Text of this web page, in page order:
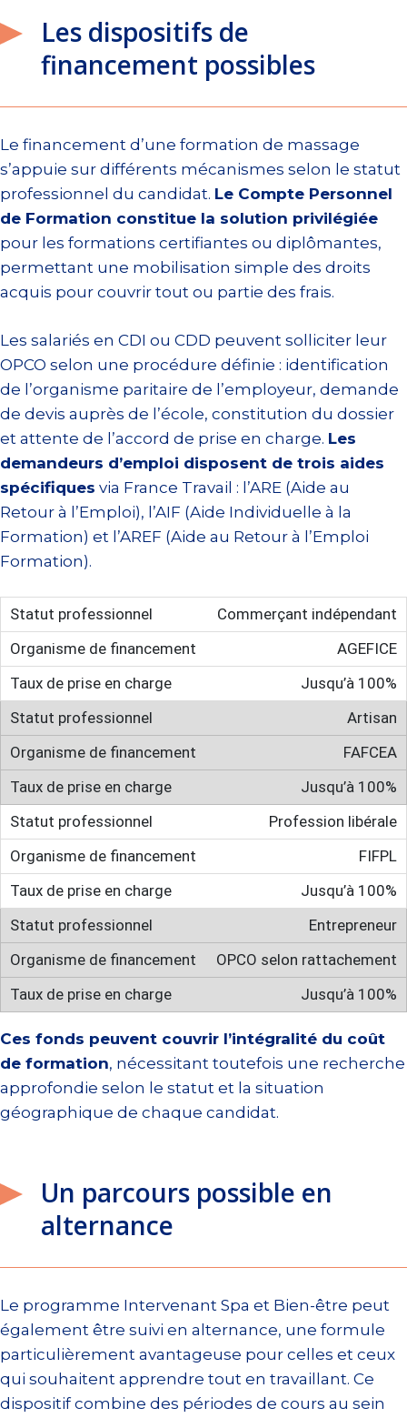
Les dispositifs de
financement possibles
Le financement d’une formation de massage
s’appuie sur différents mécanismes selon le statut
professionnel du candidat. Le Compte Personnel
de Formation constitue la solution privilégiée
pour les formations certifiantes ou diplômantes,
permettant une mobilisation simple des droits
acquis pour couvrir tout ou partie des frais.
Les salariés en CDI ou CDD peuvent solliciter leur
OPCO selon une procédure définie : identification
de l’organisme paritaire de l’employeur, demande
de devis auprès de l’école, constitution du dossier
et attente de l’accord de prise en charge. Les
demandeurs d’emploi disposent de trois aides
spécifiques via France Travail : l’ARE (Aide au
Retour à l’Emploi), l’AIF (Aide Individuelle à la
Formation) et l’AREF (Aide au Retour à l’Emploi
Formation).
Commerçant indépendant
AGEFICE
Jusqu’à 100%
Artisan
FAFCEA
Jusqu’à 100%
Profession libérale
FIFPL
Jusqu’à 100%
Entrepreneur
OPCO selon rattachement
Jusqu’à 100%
Ces fonds peuvent couvrir l’intégralité du coût
de formation, nécessitant toutefois une recherche
approfondie selon le statut et la situation
géographique de chaque candidat.
Un parcours possible en
alternance
Le programme Intervenant Spa et Bien-être peut
également être suivi en alternance, une formule
particulièrement avantageuse pour celles et ceux
qui souhaitent apprendre tout en travaillant. Ce
dispositif combine des périodes de cours au sein